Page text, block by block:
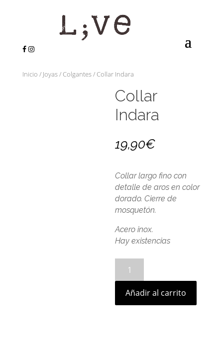
Inicio / Joyas/ Colgantes/ Collar Indara
Collar
Indara
19,90€
Collar largo fino con
detalle de aros en color
dorado. Cierre de
mosquetón.
Acero inox.
Hay existencias
Indara
Añadir al carrito